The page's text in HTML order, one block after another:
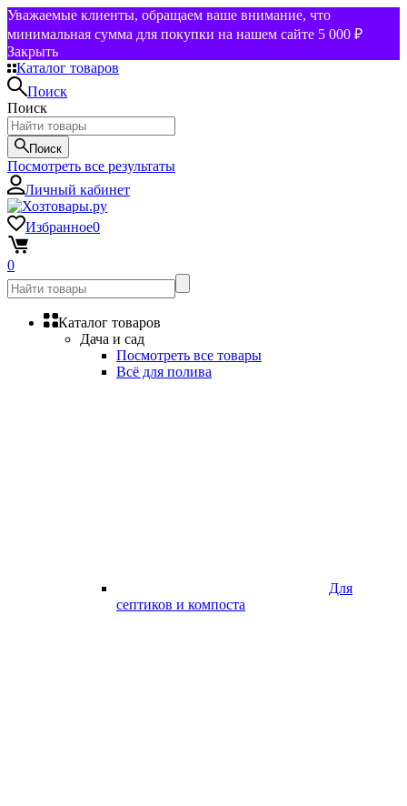
Уважаемые клиенты, обращаем ваше внимание, что
минимальная сумма для покупки на нашем сайте 5 000 ₽
Закрыть
Каталог товаров
Поиск
Поиск
Поиск
Посмотреть все результаты
Личный кабинет
Избранное0
0
Каталог товаров
Дача и сад
Посмотреть все товары
Всё для полива
Для
септиков и компоста